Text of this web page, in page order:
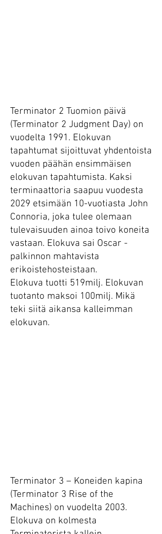
Terminator 2 Tuomion päivä
(Terminator 2 Judgment Day) on
vuodelta 1991. Elokuvan
tapahtumat sijoittuvat yhdentoista
vuoden päähän ensimmäisen
elokuvan tapahtumista. Kaksi
terminaattoria saapuu vuodesta
2029 etsimään 10-vuotiasta John
Connoria, joka tulee olemaan
tulevaisuuden ainoa toivo koneita
vastaan. Elokuva sai Oscar -
palkinnon mahtavista
erikoistehosteistaan.
Elokuva tuotti 519milj. Elokuvan
tuotanto maksoi 100milj. Mikä
teki siitä aikansa kalleimman
elokuvan.
Terminator 3 – Koneiden kapina
(Terminator 3 Rise of the
Machines) on vuodelta 2003.
Elokuva on kolmesta